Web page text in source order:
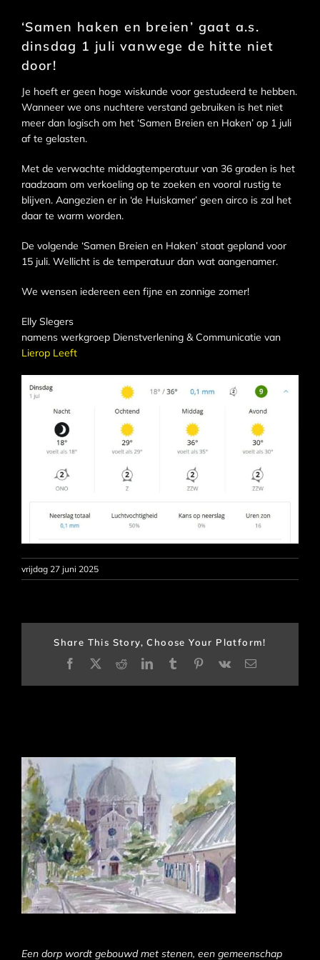
‘Samen haken en breien’ gaat a.s.
dinsdag 1 juli vanwege de hitte niet
door!
Je hoeft er geen hoge wiskunde voor gestudeerd te hebben.
Wanneer we ons nuchtere verstand gebruiken is het niet
meer dan logisch om het ‘Samen Breien en Haken’ op 1 juli
af te gelasten.
Met de verwachte middagtemperatuur van 36 graden is het
raadzaam om verkoeling op te zoeken en vooral rustig te
blijven. Aangezien er in ‘de Huiskamer’ geen airco is zal het
daar te warm worden.
De volgende ‘Samen Breien en Haken’ staat gepland voor
15 juli. Wellicht is de temperatuur dan wat aangenamer.
We wensen iedereen een fijne en zonnige zomer!
Elly Slegers
namens werkgroep Dienstverlening & Communicatie van
Lierop Leeft
vrijdag 27 juni 2025
Share This Story, Choose Your Platform!
Facebook
X RedditLinkedInTumblrPinterest
Vk
E-
Een dorp wordt gebouwd met stenen, een gemeenschap